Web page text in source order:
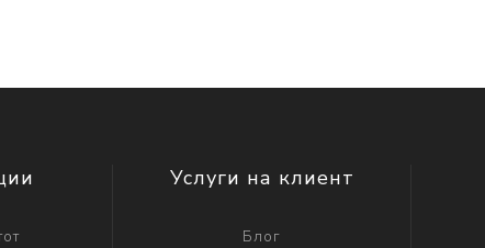
Услуги на клиент
Блог